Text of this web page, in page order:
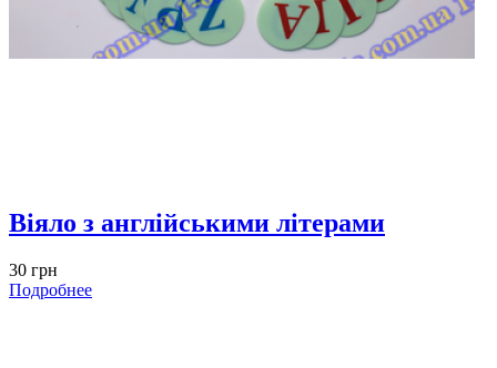
Віяло з англійськими літерами
30 грн
Подробнее